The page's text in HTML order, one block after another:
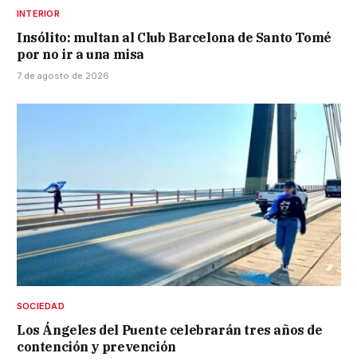
INTERIOR
Insólito: multan al Club Barcelona de Santo Tomé
por no ir a una misa
7 de agosto de 2026
SOCIEDAD
Los Ángeles del Puente celebrarán tres años de
contención y prevención